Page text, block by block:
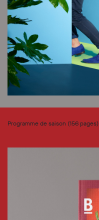
Programme de saison (156 pages)